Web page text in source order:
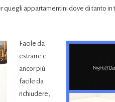
quegli appartamentini dove di tanto
Facile da
estrarre e
ancor più
facile da
richiudere,